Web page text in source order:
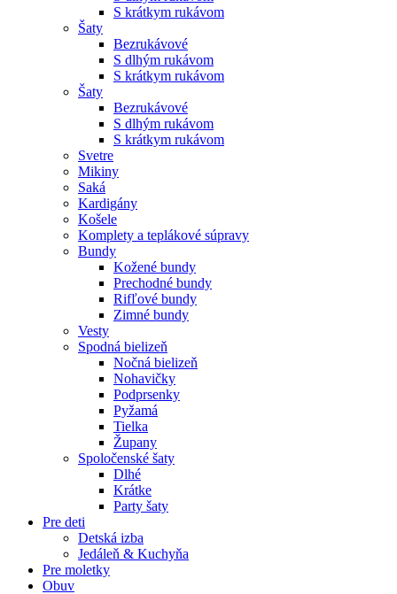
S krátkym rukávom
Šaty
Bezrukávové
S dlhým rukávom
S krátkym rukávom
Šaty
Bezrukávové
S dlhým rukávom
S krátkym rukávom
Svetre
Mikiny
Saká
Kardigány
Košele
Komplety a teplákové súpravy
Bundy
Kožené bundy
Prechodné bundy
Rifľové bundy
Zimné bundy
Vesty
Spodná bielizeň
Nočná bielizeň
Nohavičky
Podprsenky
Pyžamá
Tielka
Župany
Spoločenské šaty
Dlhé
Krátke
Party šaty
Pre deti
Detská izba
Jedáleň & Kuchyňa
Pre moletky
Obuv